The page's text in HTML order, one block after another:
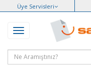
Üye Servisleri